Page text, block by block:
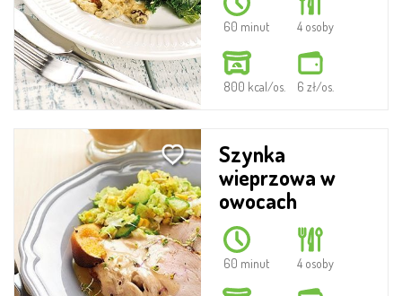
60 minut 4 osoby
800 kcal/os. 6 zł/os.
Szynka
wieprzowa w
owocach
60 minut 4 osoby